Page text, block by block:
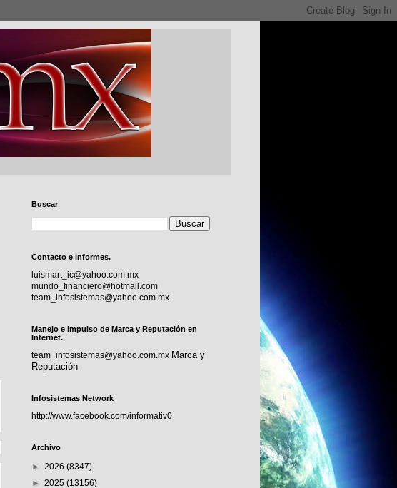
Buscar
Contacto e informes.
luismart_ic@yahoo.com.mx
mundo_financiero@hotmail.com
team_infosistemas@yahoo.com.mx
Manejo e impulso de Marca y Reputación en
Internet.
team_infosistemas@yahoo.com.mx Marca y
Reputación
Infosistemas Network
http://www.facebook.com/informativ0
Archivo
► 2026 (8347)
► 2025 (13156)